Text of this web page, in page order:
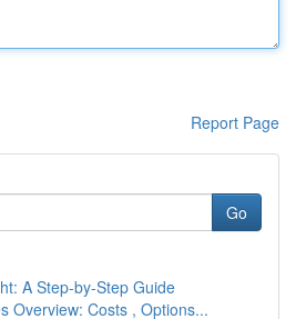
Report Page
Go
A Step-by-Step Guide
Overview: Costs , Options...